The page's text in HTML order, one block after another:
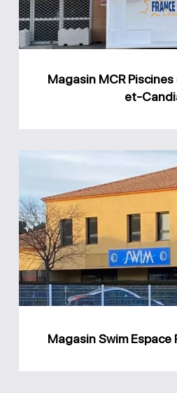
et-
Magasin MCR
et-
Magasin Swim Espace